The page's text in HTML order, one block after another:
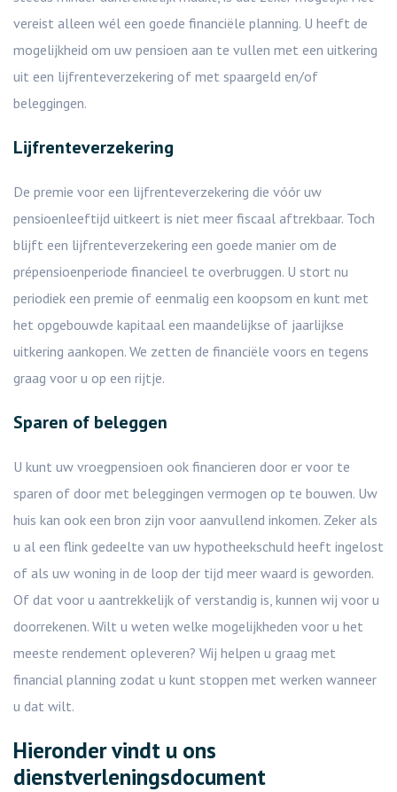
vereist alleen wél een goede financiële planning. U heeft de
mogelijkheid om uw pensioen aan te vullen met een uitkering
uit een lijfrenteverzekering of met spaargeld en/of
beleggingen.
Lijfrenteverzekering
De premie voor een lijfrenteverzekering die vóór uw
pensioenleeftijd uitkeert is niet meer fiscaal aftrekbaar. Toch
blijft een lijfrenteverzekering een goede manier om de
prépensioenperiode financieel te overbruggen. U stort nu
periodiek een premie of eenmalig een koopsom en kunt met
het opgebouwde kapitaal een maandelijkse of jaarlijkse
uitkering aankopen. We zetten de financiële voors en tegens
graag voor u op een rijtje.
Sparen of beleggen
U kunt uw vroegpensioen ook financieren door er voor te
sparen of door met beleggingen vermogen op te bouwen. Uw
huis kan ook een bron zijn voor aanvullend inkomen. Zeker als
u al een flink gedeelte van uw hypotheekschuld heeft ingelost
of als uw woning in de loop der tijd meer waard is geworden.
Of dat voor u aantrekkelijk of verstandig is, kunnen wij voor u
doorrekenen. Wilt u weten welke mogelijkheden voor u het
meeste rendement opleveren? Wij helpen u graag met
financial planning zodat u kunt stoppen met werken wanneer
u dat wilt.
Hieronder vindt u ons
dienstverleningsdocument